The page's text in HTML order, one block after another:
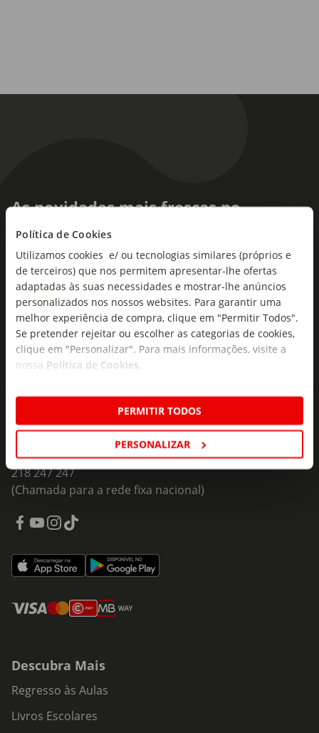
Política de Cookies
Utilizamos cookies e/ ou tecnologias similares (próprios e
de terceiros) que nos permitem apresentar-lhe ofertas
adaptadas às suas necessidades e mostrar-lhe anúncios
personalizados nos nossos websites. Para garantir uma
melhor experiência de compra, clique em "Permitir Todos".
Se pretender rejeitar ou escolher as categorias de cookies,
clique em "Personalizar". Para mais informações, visite a
nossa Política de Cookies
PERMITIR TODOS
PERSONALIZAR
As novidades mais frescas no
seu e-mail!
Subscreva e descubra campanhas exclusivas,
ofertas e novidades para si.
Insira o seu e-
mail
Subscrever
Fale Connosco
Formulário de Contacto
218 247 247
(Chamada para a rede fixa nacional)
Descubra Mais
Regresso às Aulas
Livros Escolares